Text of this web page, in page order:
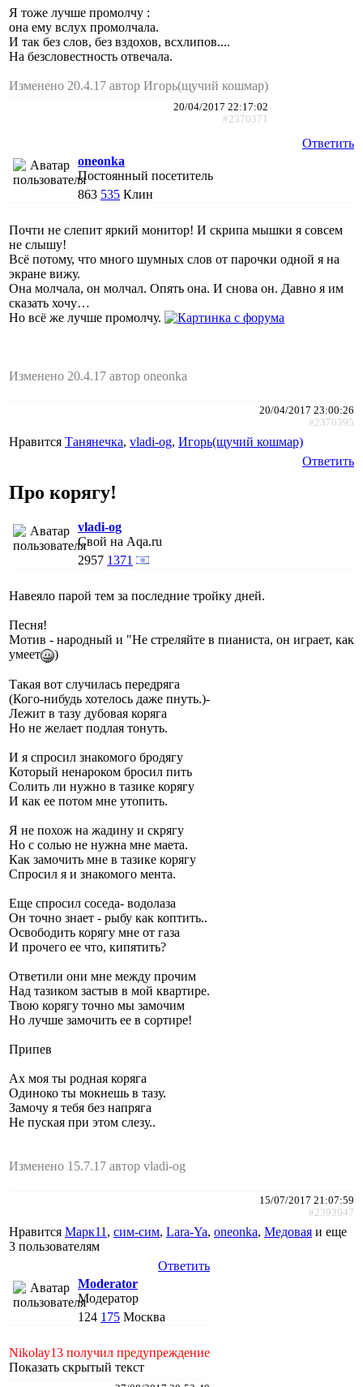
Я тоже лучше промолчу :
она ему вслух промолчала.
И так без слов, без вздохов, всхлипов....
На безсловестность отвечала.
Изменено 20.4.17 автор Игорь(щучий кошмар)
20/04/2017 22:17:02
#2370371
Ответить
oneonka
Постоянный посетитель
863 535 Клин
Почти не слепит яркий монитор! И скрипа мышки я совсем
не слышу!
Всё потому, что много шумных слов от парочки одной я на
экране вижу.
Она молчала, он молчал. Опять она. И снова он. Давно я им
сказать хочу…
Но всё же лучше промолчу.
Изменено 20.4.17 автор oneonka
20/04/2017 23:00:26
#2370395
Нравится Танянечка, vladi-og, Игорь(щучий кошмар)
Ответить
Про корягу!
vladi-og
Свой на Aqa.ru
2957 1371
Навеяло парой тем за последние тройку дней.
Песня!
Мотив - народный и "Не стреляйте в пианиста, он играет, как
умеет
)
Такая вот случилась передряга
(Кого-нибудь хотелось даже пнуть.)-
Лежит в тазу дубовая коряга
Но не желает подлая тонуть.
И я спросил знакомого бродягу
Который ненароком бросил пить
Солить ли нужно в тазике корягу
И как ее потом мне утопить.
Я не похож на жадину и скрягу
Но с солью не нужна мне маета.
Как замочить мне в тазике корягу
Спросил я и знакомого мента.
Еще спросил соседа- водолаза
Он точно знает - рыбу как коптить..
Освободить корягу мне от газа
И прочего ее что, кипятить?
Ответили они мне между прочим
Над тазиком застыв в мой квартире.
Твою корягу точно мы замочим
Но лучше замочить ее в сортире!
Припев
Ах моя ты родная коряга
Одиноко ты мокнешь в тазу.
Замочу я тебя без напряга
Не пуская при этом слезу..
Изменено 15.7.17 автор vladi-og
15/07/2017 21:07:59
#2393947
Нравится Марк11 , сим-сим, Lara-Ya, oneonka, Медовая и еще
3 пользователям
Ответить
Moderator
Модератор
124 175 Москва
Nikolay13 получил предупреждение
Показать скрытый текст